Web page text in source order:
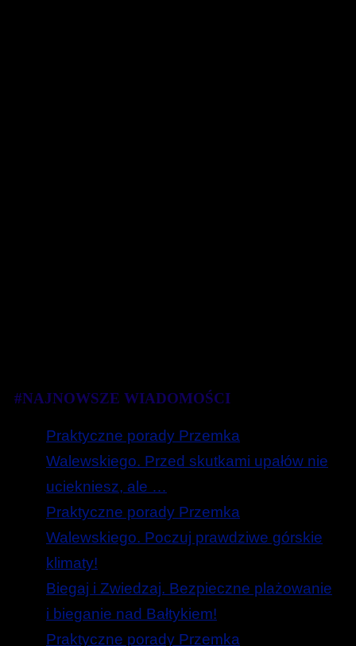
#NAJNOWSZE WIADOMOŚCI
Praktyczne porady Przemka
Walewskiego. Przed skutkami upałów nie
uciekniesz, ale …
Praktyczne porady Przemka
Walewskiego. Poczuj prawdziwe górskie
klimaty!
Biegaj i Zwiedzaj. Bezpieczne plażowanie
i bieganie nad Bałtykiem!
Praktyczne porady Przemka